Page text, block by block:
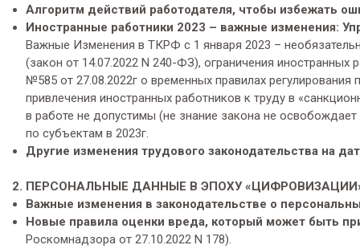
Алгоритм действий работодателя, чтобы избежать
Иностранные работники 2023 – важные изменения:
Важные Изменения в ТКРФ с 1 января 2023 –
(закон от 14.07.2022 N 240-ФЗ), ограничения
№585 от 27.08.2022г о временных правилах
привлечения иностранных работников к труду в
в работе не допустимы (не знание закона не
по субъектам в 2023г.
Другие изменения трудового законодательства на
2. ПЕРСОНАЛЬНЫЕ ДАННЫЕ В ЭПОХУ
Важные изменения в законодательстве о
Новые правила оценки вреда, который может быть
Роскомнадзора от 27.10.2022 N 178).